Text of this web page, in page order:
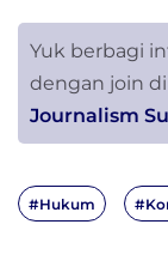
Yuk berbagi
dengan join
Journalism
#Hukum